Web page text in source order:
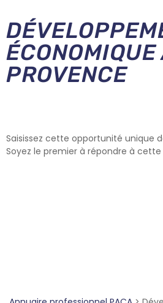
PROVENCE
Saisissez cette opportunité unique
Soyez le premier à répondre à